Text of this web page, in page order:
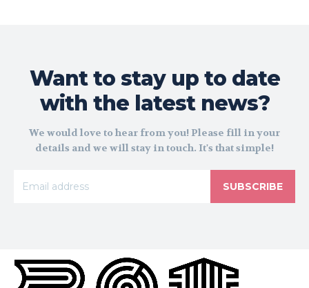
Want to stay up to date
with the latest news?
We would love to hear from you! Please fill in your
details and we will stay in touch. It's that simple!
SUBSCRIBE